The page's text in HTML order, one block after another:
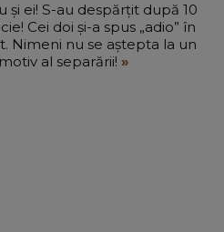
Cei doi și-a spus „adio” în
Nimeni nu se aștepta la un
al separării!